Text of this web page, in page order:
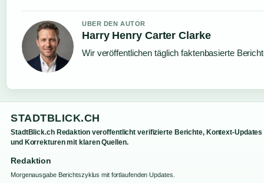
UBER DEN AUTOR
Harry Henry Carter Clarke
Wir veröffentlichen täglich faktenbasierte
STADTBLICK.CH
StadtBlick.ch Redaktion veroffentlicht verifizierte Berichte, Kontext-Updates
und Korrekturen mit klaren Quellen.
Redaktion
Morgenausgabe Berichtszyklus mit fortlaufenden Updates.